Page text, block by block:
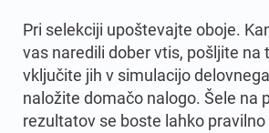
Pri selekciji upoštevajte oboje.
vas naredili dober vtis, pošljite na
vključite jih v simulacijo
naložite domačo nalogo. Šele na
rezultatov se boste lahko